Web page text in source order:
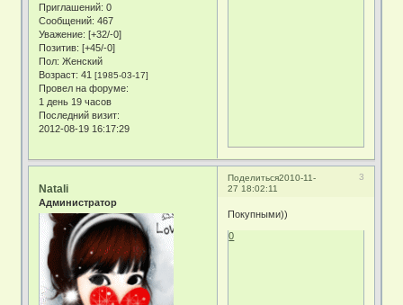
Приглашений: 0
Сообщений: 467
Уважение: [+32/-0]
Позитив: [+45/-0]
Пол: Женский
Возраст: 41[1985-03-17]
Провел на форуме:
1 день 19 часов
Последний визит:
2012-08-19 16:17:29
Поделиться 3
2010-11-
27 18:02:11
Natali
Администратор
Покупными))
0